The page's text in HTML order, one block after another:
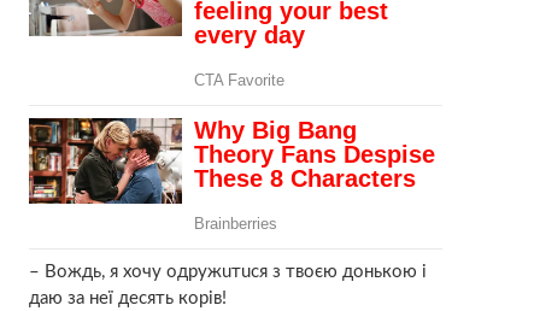
– Вождь, я хочу oдpужuтucя з твоєю донькою і
даю за неї десять корів!